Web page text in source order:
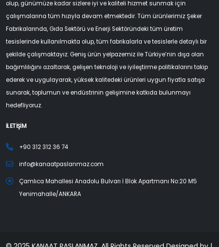
olup, günümüze kadar sizlere iyi ve kaliteli hizmet sunmak için
çalışmalarına tüm hızıyla devam etmektedir. Tüm ürünlerimiz Şeker
Fabrikalarında, Gıda Sektörü ve Enerji Sektöründeki tüm üretim
tesislerinde kullanılmakta olup, tüm fabrikalarla ve tesislerle detaylı bir
şekilde çalışmaktayız. Geniş ürün yelpazemiz ile Türkiye’nin dışa olan
bağımlılığını azaltarak, gelişen teknoloji ve iyileştirme politikalarını takip
ederek ve uygulayarak, yüksek kalitedeki ürünleri uygun fiyatla satışa
sunarak, toplumun ve endüstrinin gelişimine katkıda bulunmayı
hedefliyoruz.
İLETİŞİM
+90 312 312 36 74
info@kanaatpaslanmaz.com
Çamlıca Mahallesi Anadolu Bulvarı İ Blok Apartmanı No:20 M5
Yenimahalle/ANKARA